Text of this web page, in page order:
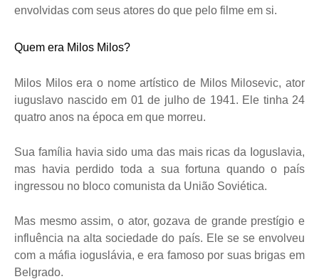
envolvidas com seus atores do que pelo filme em si.
Quem era Milos Milos?
Milos Milos era o nome artístico de Milos Milosevic, ator
iuguslavo nascido em 01 de julho de 1941. Ele tinha 24
quatro anos na época em que morreu.
Sua família havia sido uma das mais ricas da Ioguslavia,
mas havia perdido toda a sua fortuna quando o país
ingressou no bloco comunista da União Soviética.
Mas mesmo assim, o ator, gozava de grande prestígio e
influência na alta sociedade do país. Ele se se envolveu
com a máfia ioguslávia, e era famoso por suas brigas em
Belgrado.